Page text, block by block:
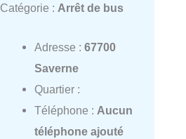
Catégorie : Arrêt de bus
Adresse : 67700
Saverne
Quartier :
Téléphone : Aucun
téléphone ajouté